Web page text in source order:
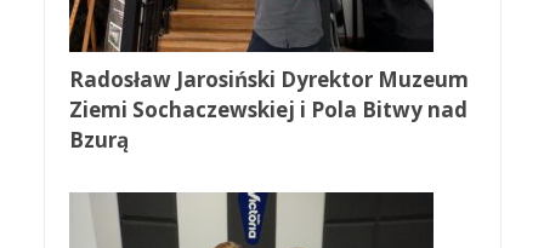
Radosław Jarosiński Dyrektor Muzeum
Ziemi Sochaczewskiej i Pola Bitwy nad
Bzurą